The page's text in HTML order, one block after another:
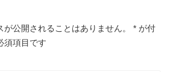
が公開されることはありません。 * が付
須項目です